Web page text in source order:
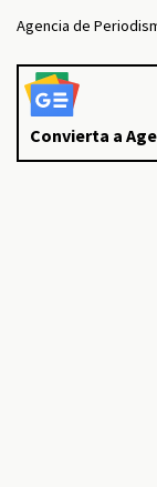
Agencia de
Convierta a